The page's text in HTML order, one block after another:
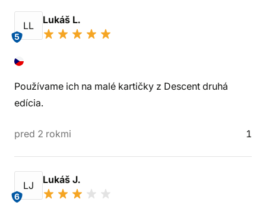
LL
5
Lukáš L.
Používame ich na malé kartičky z Descent druhá
edícia.
pred 2 rokmi 1
LJ
6
Lukáš J.